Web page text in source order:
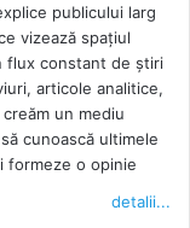
publicului larg
vizează spațiul
flux constant de ştiri
articole analitice,
un mediu
cunoască ultimele
formeze o opinie
detalii...